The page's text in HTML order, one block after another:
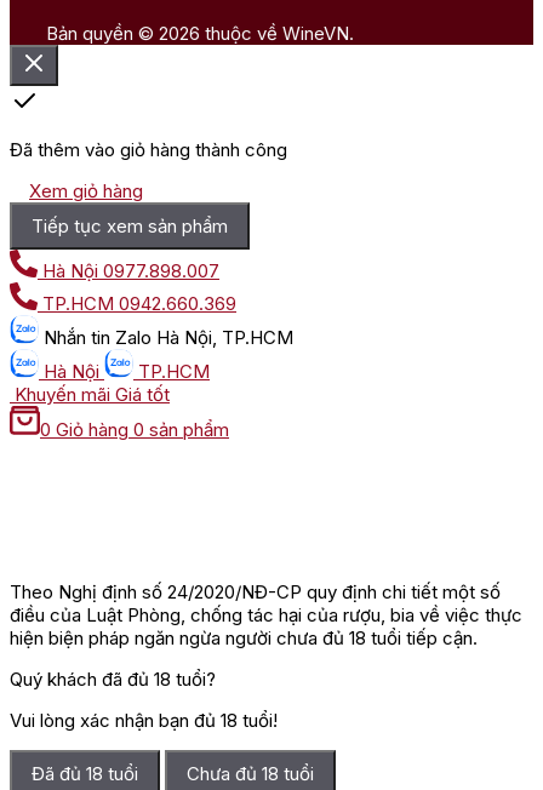
Bản quyền © 2026 thuộc về WineVN.
Đã thêm vào giỏ hàng thành công
Xem giỏ hàng
Tiếp tục xem sản phẩm
Hà Nội 0977.898.007
TP.HCM 0942.660.369
Nhắn tin Zalo Hà Nội, TP.HCM
Hà Nội
TP.HCM
Khuyến mãi Giá tốt
0 Giỏ hàng 0 sản phẩm
Theo Nghị định số 24/2020/NĐ-CP quy định chi tiết một số
điều của Luật Phòng, chống tác hại của rượu, bia về việc thực
hiện biện pháp ngăn ngừa người chưa đủ 18 tuổi tiếp cận.
Quý khách đã đủ 18 tuổi?
Vui lòng xác nhận bạn đủ 18 tuổi!
Đã đủ 18 tuổi Chưa đủ 18 tuổi